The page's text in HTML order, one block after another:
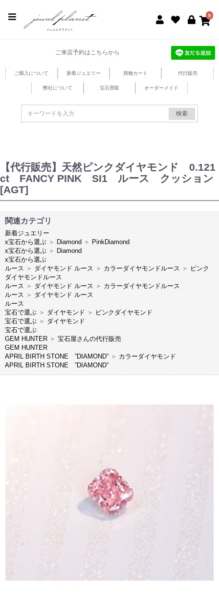
0
ご来店予約はこちらから
ご購入について 新着ジュエリー 買物カート 代行販売
弊社について 宝石買取 オーダーメイド
検索
【代行販売】天然ピンクダイヤモンド 0.121
ct FANCY PINK SI1 ルース クッション
[AGT]
関連カテゴリ
新着ジュエリー
x宝石から選ぶ ＞ Diamond ＞ PinkDiamond
x宝石から選ぶ ＞ Diamond
x宝石から選ぶ
ルース ＞ ダイヤモンド ルース ＞ カラーダイヤモンドルース ＞ ピンク
ダイヤモンドルース
ルース ＞ ダイヤモンド ルース ＞ カラーダイヤモンドルース
ルース ＞ ダイヤモンド ルース
ルース
宝石で選ぶ ＞ ダイヤモンド ＞ ピンクダイヤモンド
宝石で選ぶ ＞ ダイヤモンド
宝石で選ぶ
GEM HUNTER ＞ 宝石屋さんの代行販売
GEM HUNTER
APRIL BIRTH STONE ”DIAMOND” ＞ カラーダイヤモンド
APRIL BIRTH STONE ”DIAMOND”